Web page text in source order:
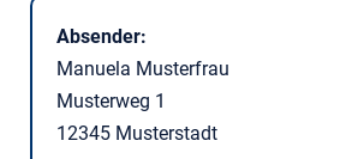
Absender:
Manuela Musterfrau
Musterweg 1
12345 Musterstadt